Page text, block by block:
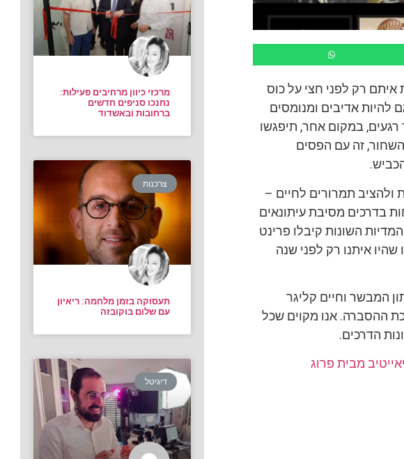
איתם רק לפני חצי על כוס
להיות אדיבים ומנומסים
במקום אחר, תיפגשו
זה עם הפסים
ולהציב תמרורים לחיים –
בדרכים מסיבת עיתונאים
השונות קיבלו פרינט
איתנו רק לפני שנה
המבשר וחיים קליגר
ההסברה. אנו מקוים שכל
הדרכים.
מבית פרוג
מרכזי כיוון מרחיבים פעילות:
נחנכו סניפים חדשים
ברחובות ובאשדוד
צרכנות
תעסוקה בזמן מלחמה: ריאיון
עם שלום בוקובזה
דיגיטל